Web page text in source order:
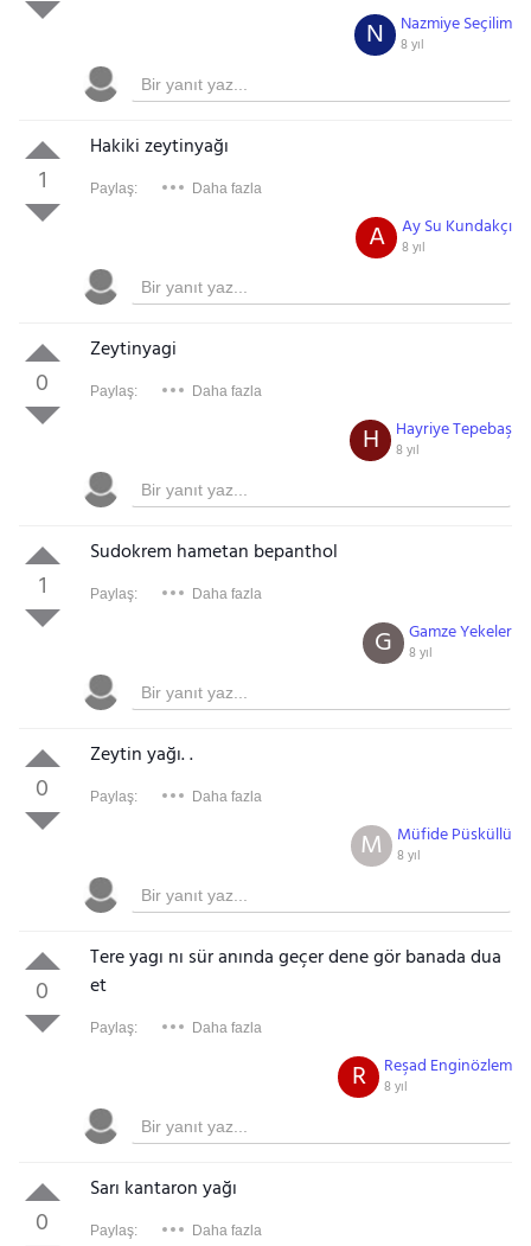
Nazmiye Seçilim
8 yıl
N
1
Hakiki zeytinyağı
Paylaş: Daha fazla
Ay Su Kundakçı
8 yıl
A
0
Zeytinyagi
Paylaş: Daha fazla
Hayriye Tepebaş
8 yıl
H
1
Sudokrem hametan bepanthol
Paylaş: Daha fazla
Gamze Yekeler
8 yıl
G
0
Zeytin yağı. .
Paylaş: Daha fazla
Müfide Püsküllü
8 yıl
M
0
Tere yagı nı sür anında geçer dene gör banada dua
et
Paylaş: Daha fazla
Reşad Enginözlem
8 yıl
R
0
Sarı kantaron yağı
Paylaş: Daha fazla